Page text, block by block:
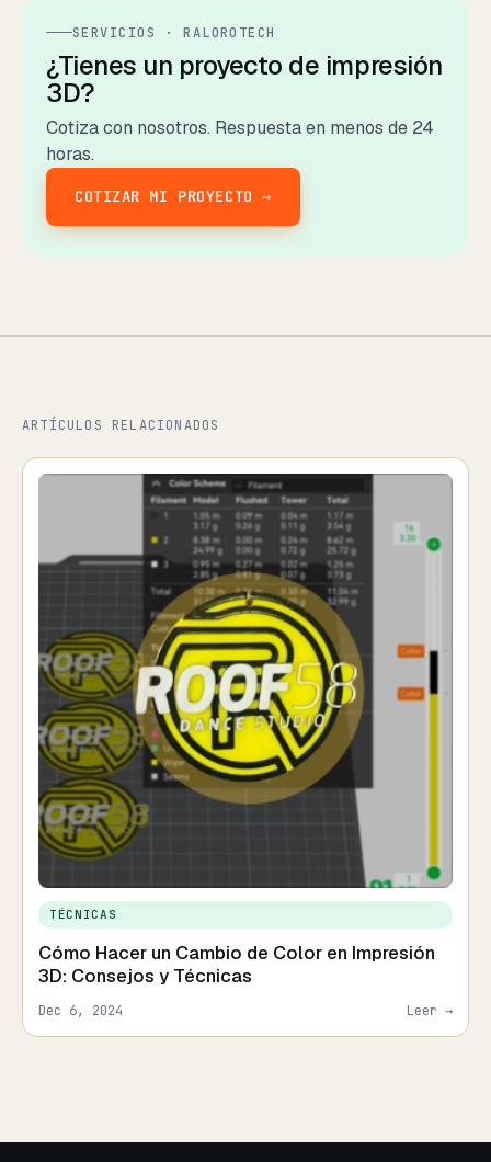
SERVICIOS · RALOROTECH
¿Tienes un proyecto de impresión
3D?
Cotiza con nosotros. Respuesta en menos de 24
horas.
COTIZAR MI PROYECTO →
ARTÍCULOS RELACIONADOS
TÉCNICAS
Cómo Hacer un Cambio de Color en Impresión
3D: Consejos y Técnicas
Dec 6, 2024 Leer →